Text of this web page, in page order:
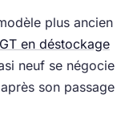
plus ancien
en déstockage
neuf se négocie
son passage